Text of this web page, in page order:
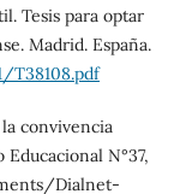
Tesis para optar
Madrid. España.
convivencia
N°37,
Dialnet-